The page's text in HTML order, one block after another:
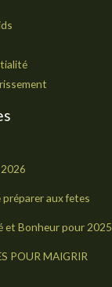
aux fetes
et Bonheur pour 2025
POUR MAIGRIR